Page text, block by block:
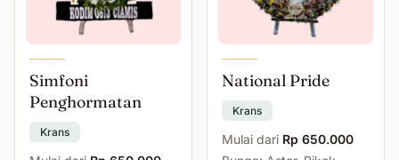
Simfoni
Penghormatan
Krans
National Pride
Krans
Mulai dari Rp 650.000